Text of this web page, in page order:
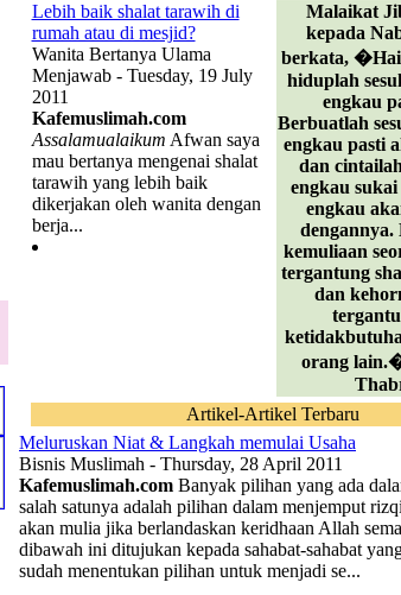
Lebih baik shalat tarawih di
rumah atau di mesjid?
Wanita Bertanya Ulama
Menjawab - Tuesday, 19 July
2011
Kafemuslimah.com
Assalamualaikum Afwan saya
mau bertanya mengenai shalat
tarawih yang lebih baik
dikerjakan oleh wanita dengan
berja...
Malaikat
kepada
berkata,
hiduplah
engkau
Berbuatlah
engkau pasti
dan
engkau
engkau
dengannya.
kemuliaan
tergantung
dan
orang
Artikel-Artikel Terbaru
Meluruskan Niat & Langkah memulai Usaha
Bisnis Muslimah - Thursday, 28 April 2011
Kafemuslimah.com Banyak pilihan yang ada
salah satunya adalah pilihan dalam menjemput
akan mulia jika berlandaskan keridhaan Allah
dibawah ini ditujukan kepada sahabat-sahabat
sudah menentukan pilihan untuk menjadi se...